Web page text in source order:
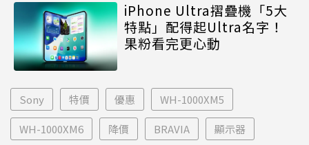
iPhone Ultra摺疊機「5大
特點」配得起Ultra名字！
果粉看完更心動
Sony 特價 優惠 WH-1000XM5
WH-1000XM6 降價 BRAVIA 顯示器